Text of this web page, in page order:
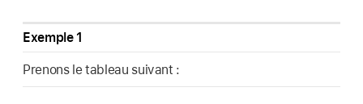
Exemple 1
Prenons le tableau suivant :